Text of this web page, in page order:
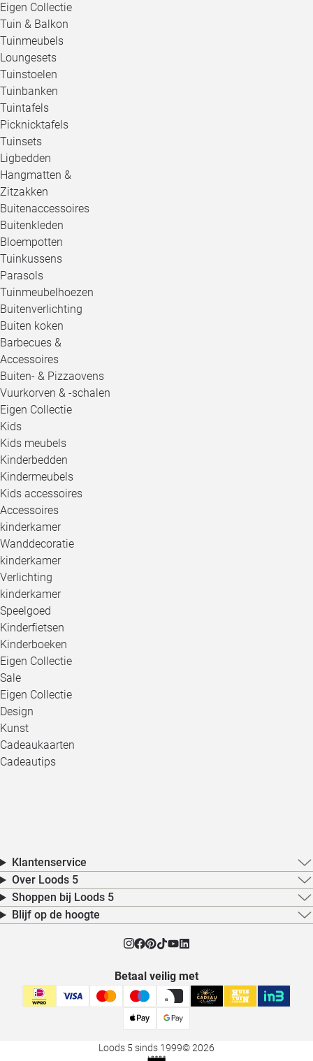
Eigen Collectie
Tuin & Balkon
Tuinmeubels
Loungesets
Tuinstoelen
Tuinbanken
Tuintafels
Picknicktafels
Tuinsets
Ligbedden
Hangmatten &
Zitzakken
Buitenaccessoires
Buitenkleden
Bloempotten
Tuinkussens
Parasols
Tuinmeubelhoezen
Buitenverlichting
Buiten koken
Barbecues &
Accessoires
Buiten- & Pizzaovens
Vuurkorven & -schalen
Eigen Collectie
Kids
Kids meubels
Kinderbedden
Kindermeubels
Kids accessoires
Accessoires
kinderkamer
Wanddecoratie
kinderkamer
Verlichting
kinderkamer
Speelgoed
Kinderfietsen
Kinderboeken
Eigen Collectie
Sale
Eigen Collectie
Design
Kunst
Cadeaukaarten
Cadeautips
Klantenservice
Over Loods 5
Shoppen bij Loods 5
Blijf op de hoogte
Betaal veilig met
Loods 5 sinds 1999© 2026